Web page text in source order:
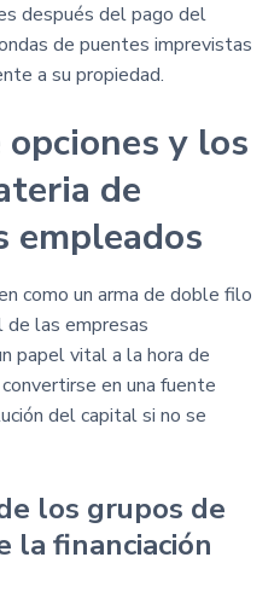
después del pago del
de puentes imprevistas
a su propiedad.
y los
de
empleados
como un arma de doble filo
las empresas
papel vital a la hora de
en una fuente
del capital si no se
los grupos de
la financiación